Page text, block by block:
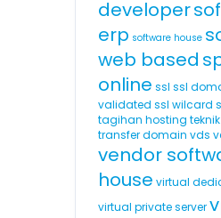
developer
erp software house
web based
online ssl ssl
validated ssl wilcard
tagihan hosting
transfer domain vds
vendor
house virtual
virtual private server